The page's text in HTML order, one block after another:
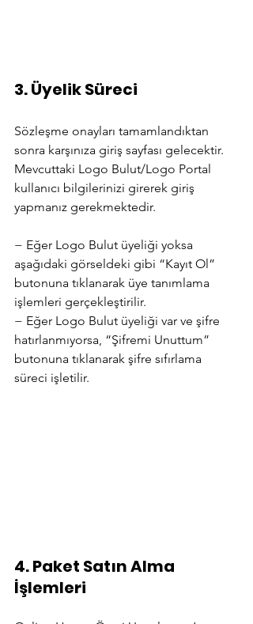
3. Üyelik Süreci
Sözleşme onayları tamamlandıktan
sonra karşınıza giriş sayfası gelecektir.
Mevcuttaki Logo Bulut/Logo Portal
kullanıcı bilgilerinizi girerek giriş
yapmanız gerekmektedir.
− Eğer Logo Bulut üyeliği yoksa
aşağıdaki görseldeki gibi “Kayıt Ol”
butonuna tıklanarak üye tanımlama
işlemleri gerçekleştirilir.
− Eğer Logo Bulut üyeliği var ve şifre
hatırlanmıyorsa, “Şifremi Unuttum”
butonuna tıklanarak şifre sıfırlama
süreci işletilir.
4. Paket Satın Alma
İşlemleri